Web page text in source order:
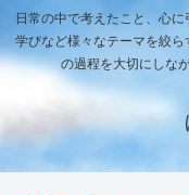
日常の中で考えたこと、心
学びなど様々なテーマを絞
の過程を大切にしな